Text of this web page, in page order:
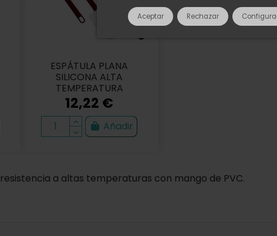
Aceptar Rechazar
ESPÁTULA PLANA
SILICONA ALTA
TEMPERATURA
12,22 €
Añadir
a altas temperaturas con mango de PVC.